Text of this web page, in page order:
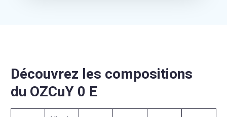
Découvrez les compositions
du OZCuY 0 E